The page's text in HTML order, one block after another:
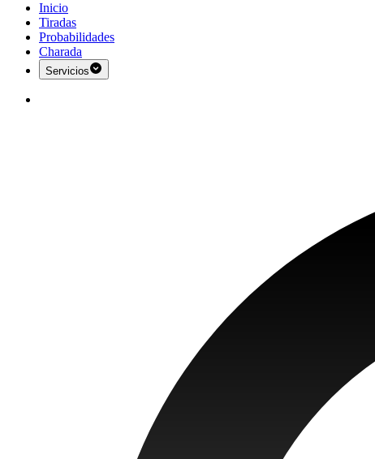
Inicio
Tiradas
Probabilidades
Charada
Servicios